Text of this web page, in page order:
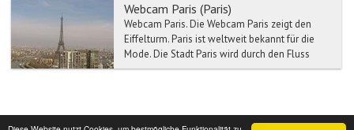
Webcam Paris (Paris)
Webcam Paris. Die Webcam Paris zeigt den
Eiffelturm. Paris ist weltweit bekannt für die
Mode. Die Stadt Paris wird durch den Fluss
Se...